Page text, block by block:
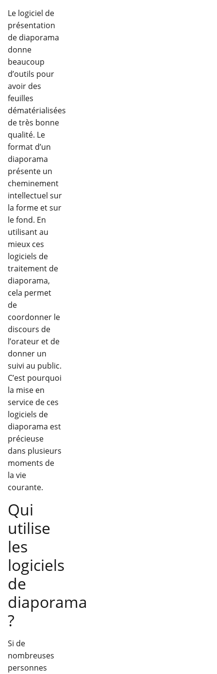
Le logiciel de
présentation
de diaporama
donne
beaucoup
d’outils pour
avoir des
feuilles
dématérialisées
de très bonne
qualité. Le
format d’un
diaporama
présente un
cheminement
intellectuel sur
la forme et sur
le fond. En
utilisant au
mieux ces
logiciels de
traitement de
diaporama,
cela permet
de
coordonner le
discours de
l’orateur et de
donner un
suivi au public.
C’est pourquoi
la mise en
service de ces
logiciels de
diaporama est
précieuse
dans plusieurs
moments de
la vie
courante.
Qui
utilise
les
logiciels
de
diaporama
?
Si de
nombreuses
personnes